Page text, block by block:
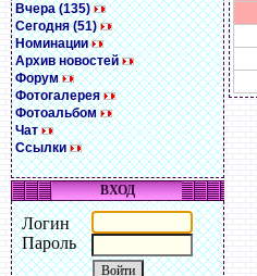
Вчера (135)
Сегодня (51)
Номинации
Архив новостей
Форум
Фотогалерея
Фотоальбом
Чат
Ссылки
ВХОД
Логин
Пароль